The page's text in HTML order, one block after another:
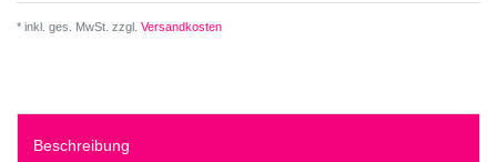
* inkl. ges. MwSt. zzgl. Versandkosten
Beschreibung